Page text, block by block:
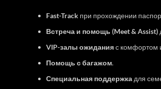
Fast-Track при прохождении
Встреча и помощь (Meet & Assist)
VIP-залы ожиданияс комфортом
Помощь с багажом.
Специальная поддержка для